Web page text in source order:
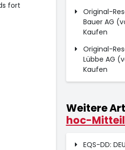
fort
Original-
Bauer AG
Kaufen
Original-
Lübbe AG
Kaufen
Weitere
hoc-
EQS-DD: